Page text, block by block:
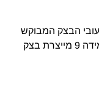
עובי הבצק המבוקש
(מידה 0 מייצרת בצק בעובי 4.8 מ”מ, מידה 9 מייצרת בצק